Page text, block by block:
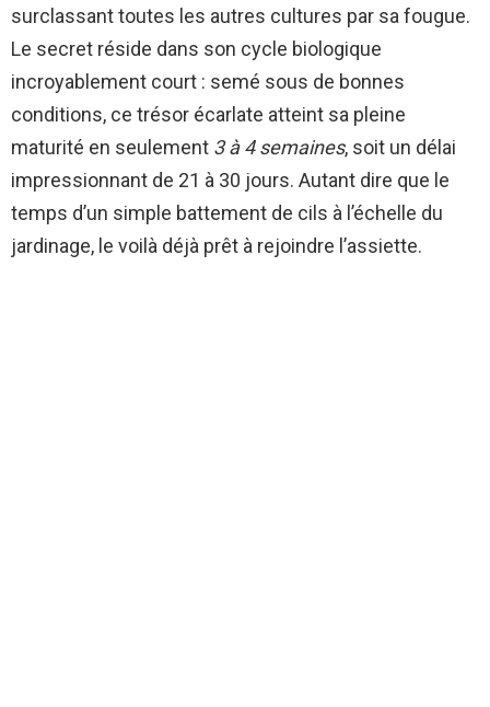
surclassant toutes les autres cultures par sa fougue.
Le secret réside dans son cycle biologique
incroyablement court : semé sous de bonnes
conditions, ce trésor écarlate atteint sa pleine
maturité en seulement 3 à 4 semaines, soit un délai
impressionnant de 21 à 30 jours. Autant dire que le
temps d’un simple battement de cils à l’échelle du
jardinage, le voilà déjà prêt à rejoindre l’assiette.